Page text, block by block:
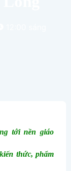
tới nền giáo
thức, phẩm